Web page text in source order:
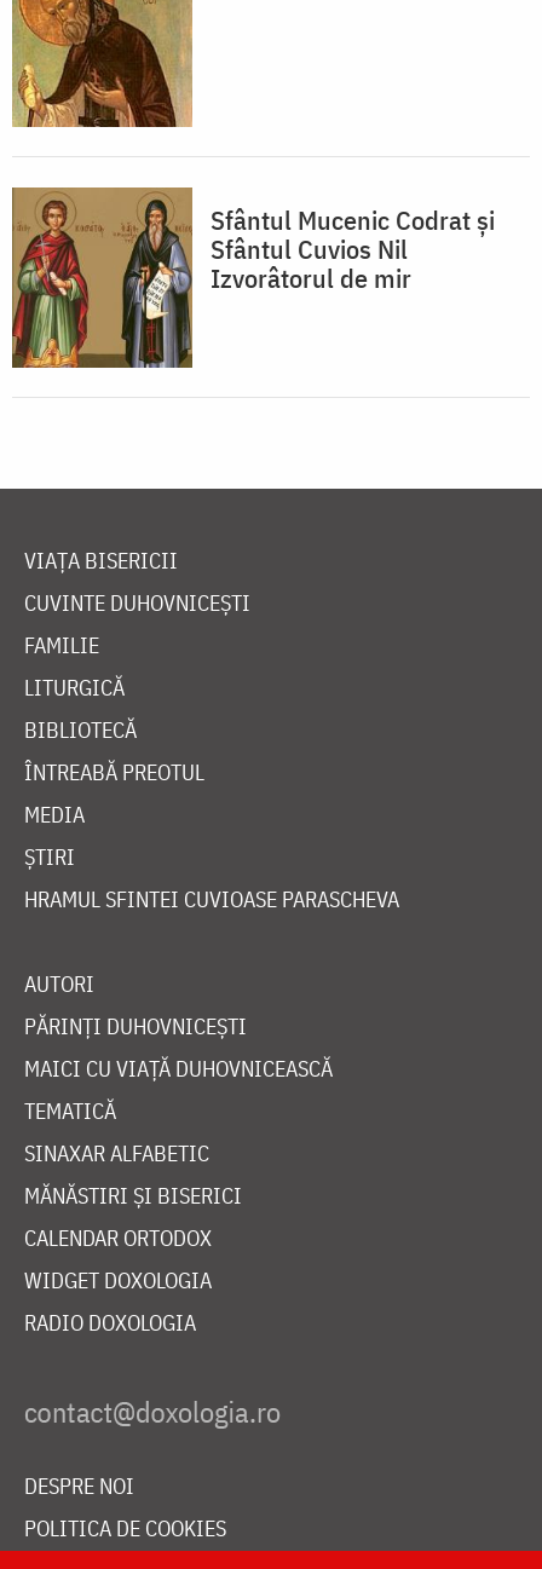
Sfântul Mucenic Codrat și
Sfântul Cuvios Nil
Izvorâtorul de mir
VIAȚA BISERICII
CUVINTE DUHOVNICEȘTI
FAMILIE
LITURGICĂ
BIBLIOTECĂ
ÎNTREABĂ PREOTUL
MEDIA
ȘTIRI
HRAMUL SFINTEI CUVIOASE PARASCHEVA
AUTORI
PĂRINȚI DUHOVNICEȘTI
MAICI CU VIAȚĂ DUHOVNICEASCĂ
TEMATICĂ
SINAXAR ALFABETIC
MĂNĂSTIRI ȘI BISERICI
CALENDAR ORTODOX
WIDGET DOXOLOGIA
RADIO DOXOLOGIA
DESPRE NOI
POLITICA DE COOKIES